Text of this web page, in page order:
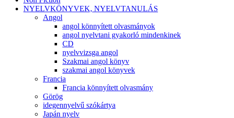
NYELVKÖNYVEK, NYELVTANULÁS
Angol
angol könnyített olvasmányok
angol nyelvtani gyakorló mindenkinek
CD
nyelvvizsga angol
Szakmai angol könyv
szakmai angol könyvek
Francia
Francia könnyített olvasmány
Görög
idegennyelvű szókártya
Japán nyelv